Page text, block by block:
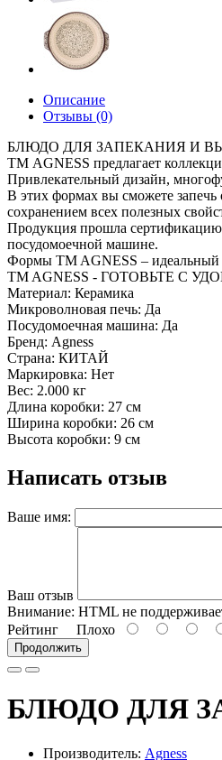
Описание
Отзывы (0)
БЛЮДО ДЛЯ ЗАПЕКАНИЯ И
ТМ AGNESS предлагает
Привлекательный дизайн,
В этих формах вы сможете
сохранением всех полезных
Продукция прошла
посудомоечной машине.
Формы TM AGNESS – идеальный
ТM AGNESS - ГОТОВЬТЕ С
Материал: Керамика
Микроволновая печь: Да
Посудомоечная машина: Да
Бренд: Agness
Страна: КИТАЙ
Маркировка: Нет
Вес: 2.000 кг
Длина коробки: 27 см
Ширина коробки: 26 см
Высота коробки: 9 см
Написать отзыв
Ваше имя:
Ваш отзыв
Внимание: HTML не
Рейтинг Плохо
Продолжить
БЛЮДО ДЛЯ
Производитель: Agness